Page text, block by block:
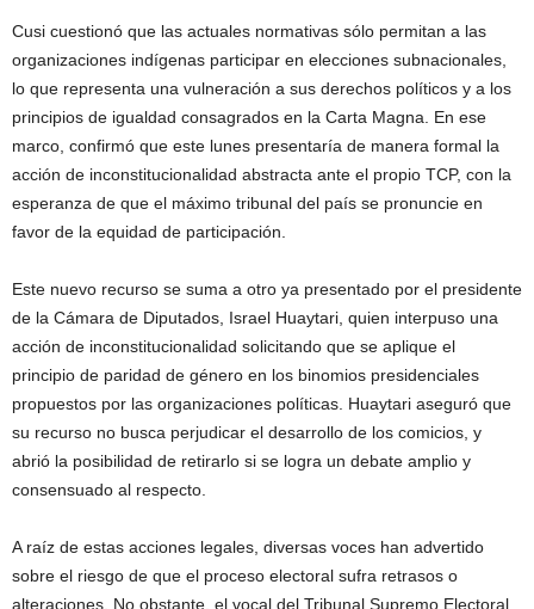
Cusi cuestionó que las actuales normativas sólo permitan a las
organizaciones indígenas participar en elecciones subnacionales,
lo que representa una vulneración a sus derechos políticos y a los
principios de igualdad consagrados en la Carta Magna. En ese
marco, confirmó que este lunes presentaría de manera formal la
acción de inconstitucionalidad abstracta ante el propio TCP, con la
esperanza de que el máximo tribunal del país se pronuncie en
favor de la equidad de participación.
Este nuevo recurso se suma a otro ya presentado por el presidente
de la Cámara de Diputados, Israel Huaytari, quien interpuso una
acción de inconstitucionalidad solicitando que se aplique el
principio de paridad de género en los binomios presidenciales
propuestos por las organizaciones políticas. Huaytari aseguró que
su recurso no busca perjudicar el desarrollo de los comicios, y
abrió la posibilidad de retirarlo si se logra un debate amplio y
consensuado al respecto.
A raíz de estas acciones legales, diversas voces han advertido
sobre el riesgo de que el proceso electoral sufra retrasos o
alteraciones. No obstante, el vocal del Tribunal Supremo Electoral